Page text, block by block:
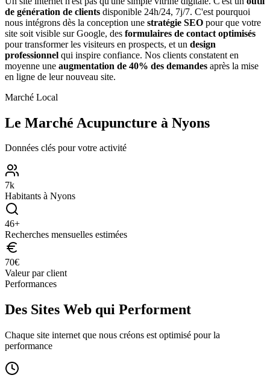
de génération de clients disponible 24h/24, 7j/7. C'est pourquoi
nous intégrons dès la conception une stratégie SEO pour que votre
site soit visible sur Google, des formulaires de contact optimisés
pour transformer les visiteurs en prospects, et un design
professionnel qui inspire confiance. Nos clients constatent en
moyenne une augmentation de 40% des demandes après la mise
en ligne de leur nouveau site.
Marché Local
Le Marché Acupuncture à Nyons
Données clés pour votre activité
7k
Habitants à Nyons
46+
Recherches mensuelles estimées
70€
Valeur par client
Performances
Des Sites Web qui Performent
Chaque site internet que nous créons est optimisé pour la
performance